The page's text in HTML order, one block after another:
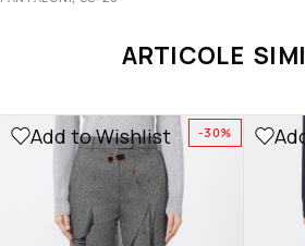
ARTICOLE
-30%
Add to Wishlist